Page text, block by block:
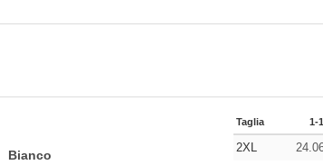
Bianco
Taglia 1-
2XL